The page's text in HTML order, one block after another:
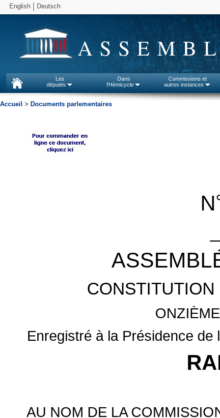
English Deutsch
Les
députés
Dans
l'Hémicycle
Commissions et
autres instances
Accueil > Documents parlementaires
N
Enregistré à la Présidence
AU NOM DE LA